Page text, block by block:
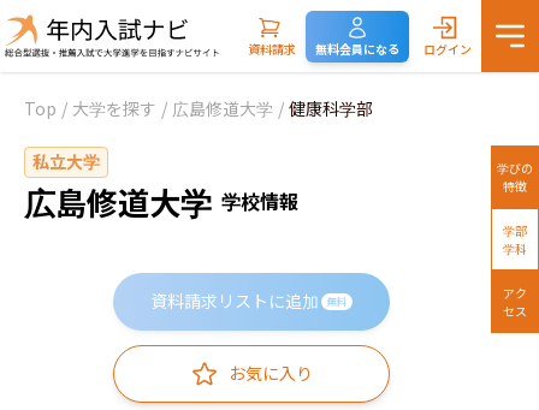
資料請求 無料会員になる ログイン
Top / 大学を探す / 広島修道大学 / 健康科学部
私立大学
広島修道大学 学校情報
資料請求リストに追加 無料
お気に入り
学びの
特徴
学部
学科
アク
セス